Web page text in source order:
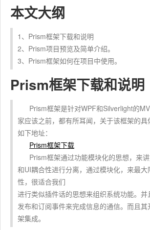
本文大纲
1、Prism框架下载和说明
2、Prism项目预览及简单介绍。
3、Prism框架如何在项目中使用。
Prism框架下载和说明
Prism框架是针对WPF和Silverlight的
家应该之前，都有所耳闻，关于该框架的
如下地址：
Prism框架下载
Prism框架通过功能模块化的思想，来
和UI耦合性进行分离，通过模块化，来最
性，很适合我们
进行类似插件话的思想来组织系统功能。
发布和订阅事件来完成信息的通信。而且
架集成。